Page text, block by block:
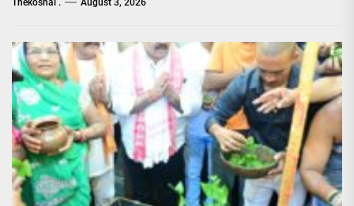
Thekoshal . August 3, 2026